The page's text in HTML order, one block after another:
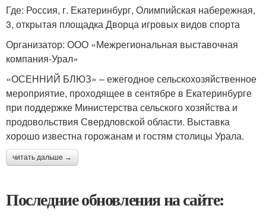
Где: Россия, г. Екатеринбург, Олимпийская набережная,
3, открытая площадка Дворца игровых видов спорта
Организатор: ООО «Межрегиональная выставочная
компания-Урал»
«ОСЕННИЙ БЛЮЗ» – ежегодное сельскохозяйственное
мероприятие, проходящее в сентябре в Екатеринбурге
при поддержке Министерства сельского хозяйства и
продовольствия Свердловской области. Выставка
хорошо известна горожанам и гостям столицы Урала.
читать дальше →
Последние обновления на сайте: